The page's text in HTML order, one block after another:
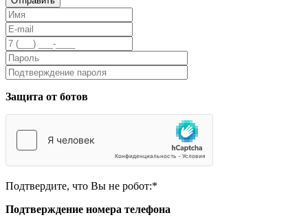
Защита от ботов
Подтвердите, что Вы не робот:*
Подтверждение номера телефона